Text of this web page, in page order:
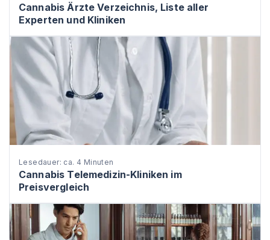
Cannabis Ärzte Verzeichnis, Liste aller
Experten und Kliniken
Lesedauer: ca. 4 Minuten
Cannabis Telemedizin-Kliniken im
Preisvergleich